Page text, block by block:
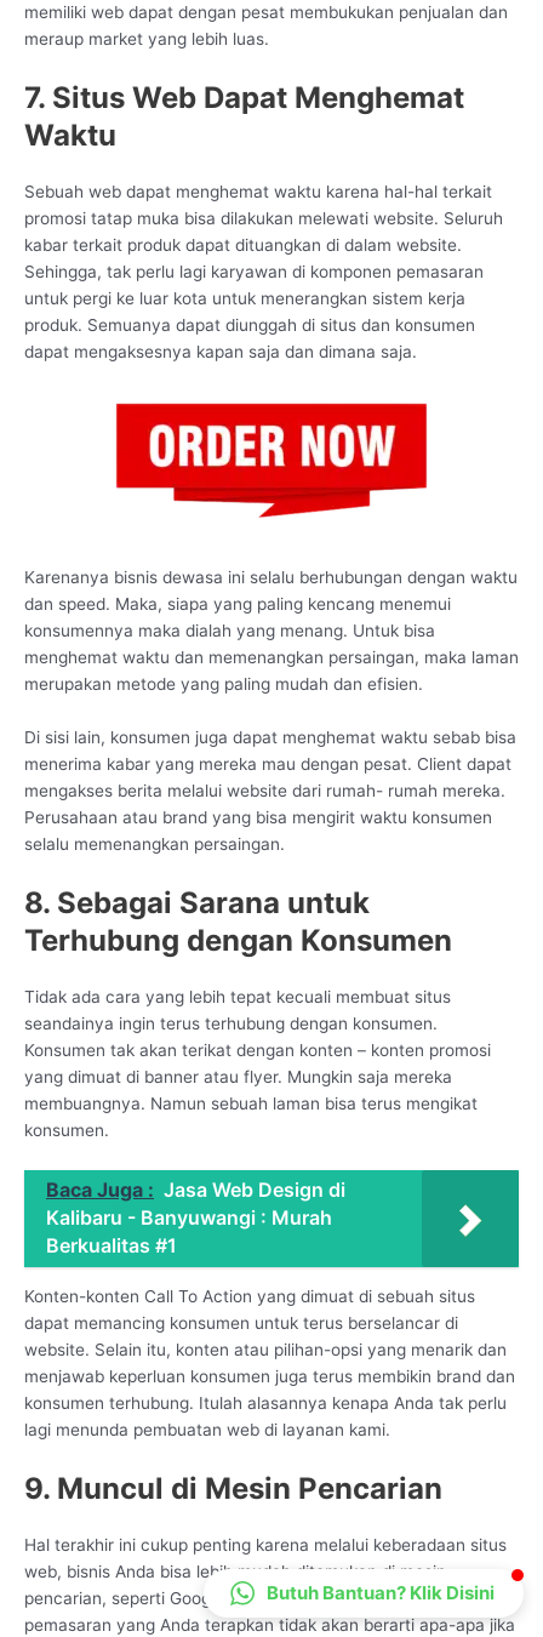
memiliki web dapat dengan pesat membukukan penjualan dan
meraup market yang lebih luas.
7. Situs Web Dapat Menghemat
Waktu
Sebuah web dapat menghemat waktu karena hal-hal terkait
promosi tatap muka bisa dilakukan melewati website. Seluruh
kabar terkait produk dapat dituangkan di dalam website.
Sehingga, tak perlu lagi karyawan di komponen pemasaran
untuk pergi ke luar kota untuk menerangkan sistem kerja
produk. Semuanya dapat diunggah di situs dan konsumen
dapat mengaksesnya kapan saja dan dimana saja.
Karenanya bisnis dewasa ini selalu berhubungan dengan waktu
dan speed. Maka, siapa yang paling kencang menemui
konsumennya maka dialah yang menang. Untuk bisa
menghemat waktu dan memenangkan persaingan, maka laman
merupakan metode yang paling mudah dan efisien.
Di sisi lain, konsumen juga dapat menghemat waktu sebab bisa
menerima kabar yang mereka mau dengan pesat. Client dapat
mengakses berita melalui website dari rumah- rumah mereka.
Perusahaan atau brand yang bisa mengirit waktu konsumen
selalu memenangkan persaingan.
8. Sebagai Sarana untuk
Terhubung dengan Konsumen
Tidak ada cara yang lebih tepat kecuali membuat situs
seandainya ingin terus terhubung dengan konsumen.
Konsumen tak akan terikat dengan konten – konten promosi
yang dimuat di banner atau flyer. Mungkin saja mereka
membuangnya. Namun sebuah laman bisa terus mengikat
konsumen.
Baca Juga : Jasa Web Design di
Kalibaru - Banyuwangi : Murah
Berkualitas #1
Konten-konten Call To Action yang dimuat di sebuah situs
dapat memancing konsumen untuk terus berselancar di
website. Selain itu, konten atau pilihan-opsi yang menarik dan
menjawab keperluan konsumen juga terus membikin brand dan
konsumen terhubung. Itulah alasannya kenapa Anda tak perlu
lagi menunda pembuatan web di layanan kami.
9. Muncul di Mesin Pencarian
Hal terakhir ini cukup penting karena melalui keberadaan situs
web, bisnis Anda bisa lebih mudah ditemukan di mesin
pencarian, seperti Google, Bing, Yandex, dan lainnya. Sebab,
pemasaran yang Anda terapkan tidak akan berarti apa-apa jika
Butuh Bantuan? Klik Disini